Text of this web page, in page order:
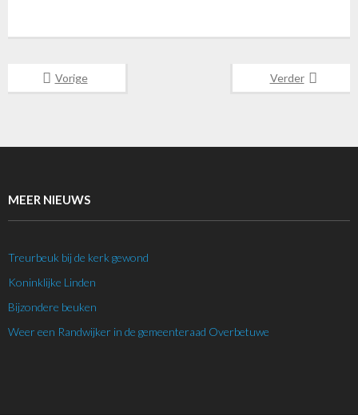
Vorige Verder
MEER NIEUWS
Treurbeuk bij de kerk gewond
Koninklijke Linden
Bijzondere beuken
Weer een Randwijker in de gemeenteraad Overbetuwe